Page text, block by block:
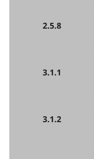
2.5.8
3.1.1
3.1.2